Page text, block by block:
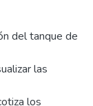
del tanque de
las
los